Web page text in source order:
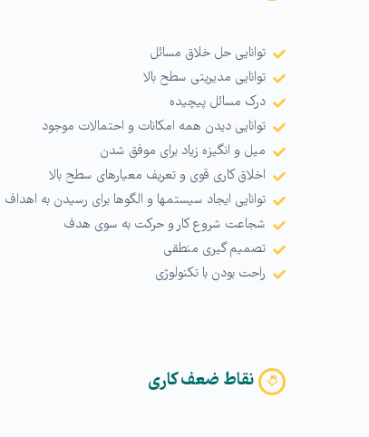
توانایی حل خلاق مسائل
توانایی مدیریتی سطح بالا
درک مسائل پیچیده
توانایی دیدن همه امکانات و احتمالات موجود
میل و انگیزه زیاد برای موفق شدن
اخلاق کاری قوی و تعریف معیارهای سطح بالا
توانایی ایجاد سیستمها و الگوها برای رسیدن به اهداف
شجاعت شروع کار و حرکت به سوی هدف
تصمیم گیری منطقی
راحت بودن با تکنولوژی
نقاط ضعف كاری